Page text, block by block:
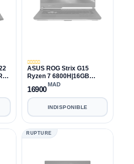
ASUS ROG Strix G15
Ryzen 7 6800H|16GB
DDR5|1TB|RTX 3060
16900
MAD
INDISPONIBLE
RUPTURE